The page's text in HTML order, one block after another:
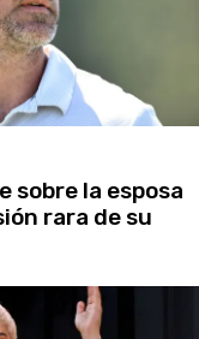
sobre la esposa
rara de su